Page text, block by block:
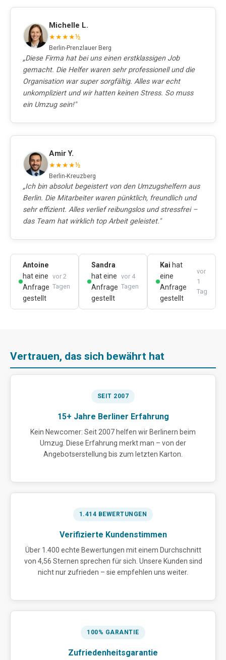
Michelle L.
★★★★½
Berlin-Prenzlauer Berg
„Diese Firma hat bei uns einen erstklassigen Job
gemacht. Die Helfer waren sehr professionell und die
Organisation war super sorgfältig. Alles war echt
unkompliziert und wir hatten keinen Stress. So muss
ein Umzug sein!"
Amir Y.
★★★★½
Berlin-Kreuzberg
„Ich bin absolut begeistert von den Umzugshelfern aus
Berlin. Die Mitarbeiter waren pünktlich, freundlich und
sehr effizient. Alles verlief reibungslos und stressfrei –
das Team hat wirklich top Arbeit geleistet."
Antoine
hat eine
Anfrage
gestellt
vor 2
Tagen
Sandra
hat eine
Anfrage
gestellt
vor 4
Tagen
Kai hat
eine
Anfrage
gestellt
vor
1
Tag
Vertrauen, das sich bewährt hat
SEIT 2007
15+ Jahre Berliner Erfahrung
Kein Newcomer: Seit 2007 helfen wir Berlinern beim
Umzug. Diese Erfahrung merkt man – von der
Angebotserstellung bis zum letzten Karton.
1.414 BEWERTUNGEN
Verifizierte Kundenstimmen
Über 1.400 echte Bewertungen mit einem Durchschnitt
von 4,56 Sternen sprechen für sich. Unsere Kunden sind
nicht nur zufrieden – sie empfehlen uns weiter.
100% GARANTIE
Zufriedenheitsgarantie